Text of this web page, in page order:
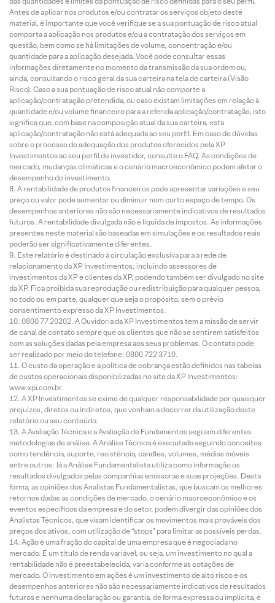
Antes de aplicar nos produtos e/ou contratar os serviços objeto deste
material, é importante que você verifique se a sua pontuação de risco atual
comporta a aplicação nos produtos e/ou a contratação dos serviços em
questão, bem como se há limitações de volume, concentração e/ou
quantidade para a aplicação desejada. Você pode consultar essas
informações diretamente no momento da transmissão da sua ordem ou,
ainda, consultando o risco geral da sua carteira na tela de carteira (Visão
Risco). Caso a sua pontuação de risco atual não comporte a
aplicação/contratação pretendida, ou caso existam limitações em relação à
quantidade e/ou volume financeiro para a referida aplicação/contratação, isto
significa que, com base na composição atual da sua carteira, esta
aplicação/contratação não está adequada ao seu perfil. Em caso de dúvidas
sobre o processo de adequação dos produtos oferecidos pela XP
Investimentos ao seu perfil de investidor, consulte o FAQ. As condições de
mercado, mudanças climáticas e o cenário macroeconômico podem afetar o
desempenho do investimento.
A rentabilidade de produtos financeiros pode apresentar variações e seu
preço ou valor pode aumentar ou diminuir num curto espaço de tempo. Os
desempenhos anteriores não são necessariamente indicativos de resultados
futuros. A rentabilidade divulgada não é líquida de impostos. As informações
presentes neste material são baseadas em simulações e os resultados reais
poderão ser significativamente diferentes.
Este relatório é destinado à circulação exclusiva para a rede de
relacionamento da XP Investimentos, incluindo assessores de
investimentos da XP e clientes da XP, podendo também ser divulgado no site
da XP. Fica proibida sua reprodução ou redistribuição para qualquer pessoa,
no todo ou em parte, qualquer que seja o propósito, sem o prévio
consentimento expresso da XP Investimentos.
0800 77 20202. A Ouvidoria da XP Investimentos tem a missão de servir
de canal de contato sempre que os clientes que não se sentirem satisfeitos
com as soluções dadas pela empresa aos seus problemas. O contato pode
ser realizado por meio do telefone: 0800 722 3710.
O custo da operação e a política de cobrança estão definidos nas tabelas
de custos operacionais disponibilizadas no site da XP Investimentos:
www.xpi.com.br.
A XP Investimentos se exime de qualquer responsabilidade por quaisquer
prejuízos, diretos ou indiretos, que venham a decorrer da utilização deste
relatório ou seu conteúdo.
A Avaliação Técnica e a Avaliação de Fundamentos seguem diferentes
metodologias de análise. A Análise Técnica é executada seguindo conceitos
como tendência, suporte, resistência, candles, volumes, médias móveis
entre outros. Já a Análise Fundamentalista utiliza como informação os
resultados divulgados pelas companhias emissoras e suas projeções. Desta
forma, as opiniões dos Analistas Fundamentalistas, que buscam os melhores
retornos dadas as condições de mercado, o cenário macroeconômico e os
eventos específicos da empresa e do setor, podem divergir das opiniões dos
Analistas Técnicos, que visam identificar os movimentos mais prováveis dos
preços dos ativos, com utilização de “stops” para limitar as possíveis perdas.
Ação é uma fração do capital de uma empresa que é negociada no
mercado. É um título de renda variável, ou seja, um investimento no qual a
rentabilidade não é preestabelecida, varia conforme as cotações de
mercado. O investimento em ações é um investimento de alto risco e os
desempenhos anteriores não são necessariamente indicativos de resultados
futuros e nenhuma declaração ou garantia, de forma expressa ou implícita, é